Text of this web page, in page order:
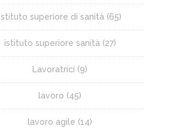
Istituto superiore di sanità (65)
istituto superiore sanità (27)
Lavoratrici (9)
lavoro (45)
lavoro agile (14)